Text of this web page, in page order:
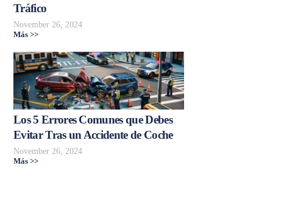
Tráfico
November 26, 2024
Más >>
Los 5 Errores Comunes que Debes
Evitar Tras un Accidente de Coche
November 26, 2024
Más >>